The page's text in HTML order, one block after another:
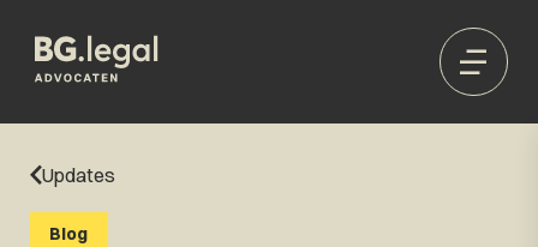
Updates
Blog